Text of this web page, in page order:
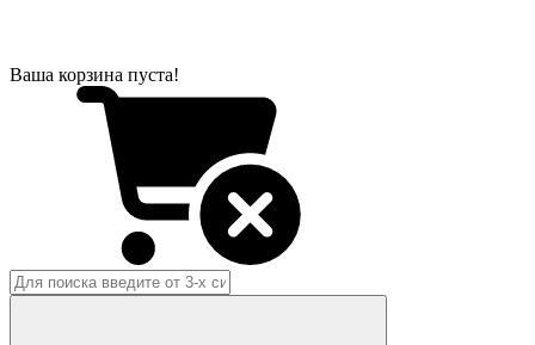
Ваша корзина пуста!